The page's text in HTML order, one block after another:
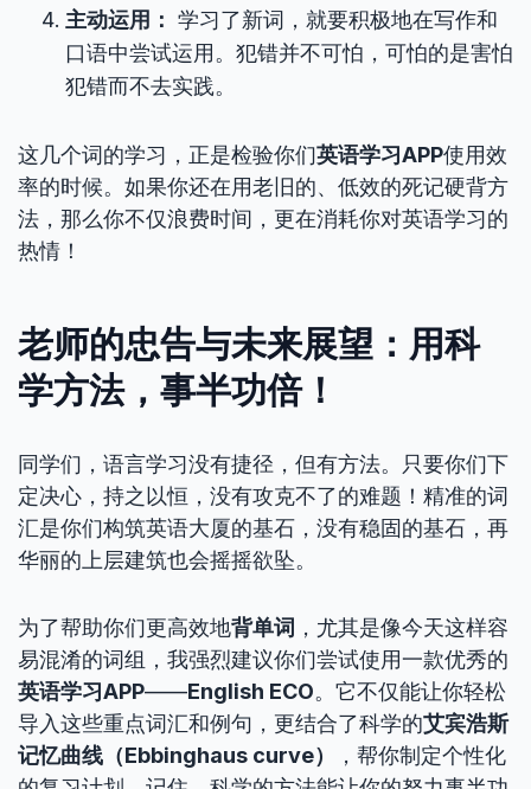
主动运用： 学习了新词，就要积极地在写作和
口语中尝试运用。犯错并不可怕，可怕的是害怕
犯错而不去实践。
这几个词的学习，正是检验你们英语学习APP使用效
率的时候。如果你还在用老旧的、低效的死记硬背方
法，那么你不仅浪费时间，更在消耗你对英语学习的
热情！
老师的忠告与未来展望：用科
学方法，事半功倍！
同学们，语言学习没有捷径，但有方法。只要你们下
定决心，持之以恒，没有攻克不了的难题！精准的词
汇是你们构筑英语大厦的基石，没有稳固的基石，再
华丽的上层建筑也会摇摇欲坠。
为了帮助你们更高效地背单词 ，尤其是像今天这样容
易混淆的词组，我强烈建议你们尝试使用一款优秀的
英语学习APP——English ECO。它不仅能让你轻松
导入这些重点词汇和例句，更结合了科学的艾宾浩斯
记忆曲线（Ebbinghaus curve）
，帮你制定个性化